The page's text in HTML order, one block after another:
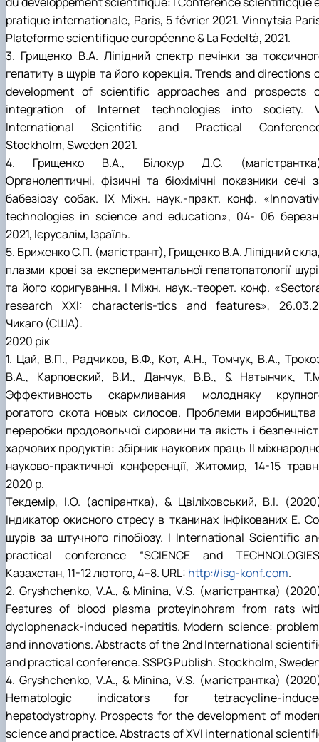
pratique internationale, Paris, 5 février 2021. Vinnytsia
Plateforme scientifique européenne & La Fedeltà, 2021.
3. Грищенко В.А. Ліпідний спектр печінки за
гепатиту в щурів та його корекція. Trends and directions
development of scientific approaches and prospects
integration of Internet technologies into society.
International Scientific and Practical
Stockholm, Sweden 2021.
4. Грищенко В.А., Білокур Д.С.
Органолептичні, фізичні та біохімічні показники сечі
бабезіозу собак. IХ Міжн. наук.-практ. конф.
technologies in science and education», 04- 06
2021, Ієрусалім, Ізраїль.
5. Бриженко С.П. (магістрант), Грищенко В.А. Ліпідний
плазми крові за експериментальної гепатопатології
та його коригування. I Міжн. наук.-теорет. конф.
research XXI: characteris-tics and features»,
Чикаго (США).
2020 рік
1. Цай, В.П., Радчиков, В.Ф., Кот, А.Н., Томчук, В.А.,
В.А., Карповский, В.И., Данчук, В.В., & Натынчик,
Эффективность скармливания молодняку
рогатого скота новых силосов. Проблеми виробництва
переробки продовольчої сировини та якість і
харчових продуктів: збірник наукових праць ІІ
науково-практичної конференції, Житомир, 14-15
2020 р.
Текдемір, І.О. (аспірантка), & Цвіліховський, В.І.
Індикатор окисного стресу в тканинах інфікованих Е.
щурів за штучного гіпобіозу. І International Scientific
practical conference “SCIENCE and
Казахстан, 11-12 лютого, 4–8. URL: http://isg-konf.com.
2. Gryshchenko, V.A., & Minina, V.S. (магістрантка)
Features of blood plasma proteyinohram from rats
dyclophenack-induced hepatitis. Modern science:
and innovations. Abstracts of the 2nd International
and practical conference. SSPG Publish. Stockholm,
4. Gryshchenko, V.A., & Minina, V.S. (магістрантка)
Hematologic indicators for tetracycline-
hepatodystrophy. Prospects for the development of
science and practice. Abstracts of XVI international